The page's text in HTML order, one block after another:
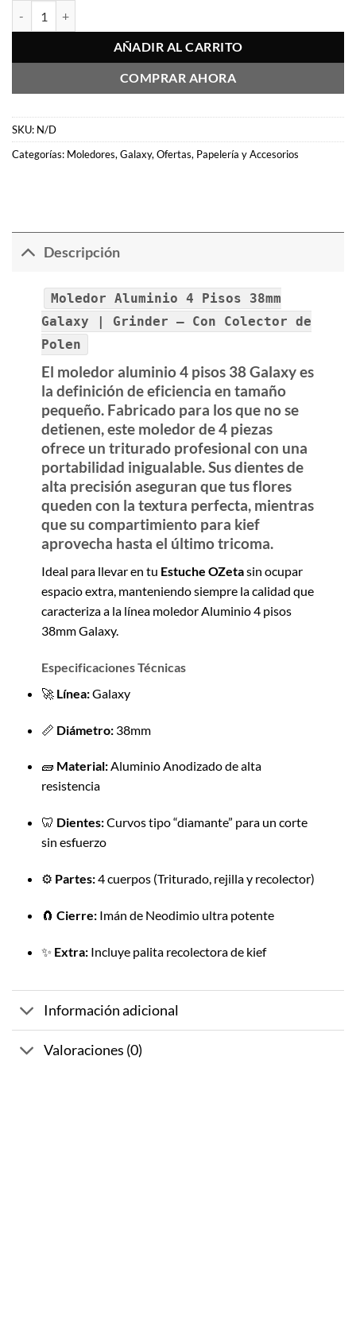
AÑADIR AL CARRITO
COMPRAR AHORA
SKU: N/D
Categorías: Moledores,Galaxy,Ofertas, Papelería y Accesorios
Descripción
Moledor Aluminio 4 Pisos 38mm
Galaxy | Grinder — Con Colector de
Polen
El moledor aluminio 4 pisos 38 Galaxyes
la definición de eficiencia en tamaño
pequeño. Fabricado para los que no se
detienen, este moledor de4 piezas
ofrece un triturado profesional con una
portabilidad inigualable. Sus dientes de
alta precisión aseguran que tus flores
queden con la textura perfecta, mientras
que su compartimiento para kief
aprovecha hasta el último tricoma.
Ideal para llevar en tu Estuche OZetasin ocupar
espacio extra, manteniendo siempre la calidad que
caracteriza a la línea moledor Aluminio 4 pisos
38mm Galaxy.
Especificaciones Técnicas
🚀 Línea:Galaxy
📏 Diámetro:38mm
🧱 Material:Aluminio Anodizado de alta
resistencia
🦷 Dientes:Curvos tipo “diamante” para un corte
sin esfuerzo
⚙️ Partes:4 cuerpos (Triturado, rejilla y recolector)
🧲 Cierre:Imán de Neodimio ultra potente
✨ Extra:Incluye palita recolectora de kief
Información adicional
Valoraciones (0)